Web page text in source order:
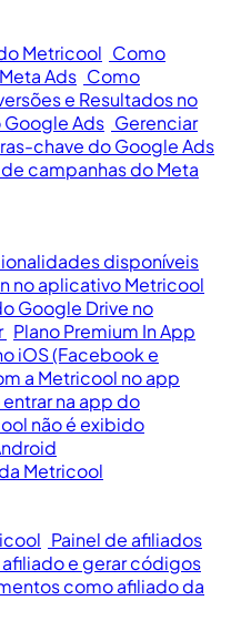
Metricool Como
Ads Como
e Resultados no
Ads Gerenciar
chave do Google Ads
campanhas do Meta
disponíveis
no aplicativo Metricool
Google Drive no
Plano Premium In App
iOS (Facebook e
a Metricool no app
na app do
não é exibido
Metricool
Painel de afiliados
e gerar códigos
como afiliado da